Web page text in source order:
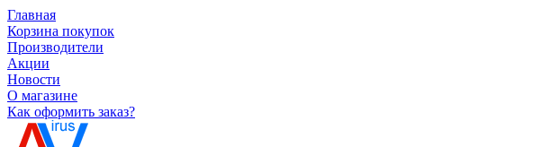
Главная
Корзина покупок
Производители
Акции
Новости
О магазине
Как оформить заказ?